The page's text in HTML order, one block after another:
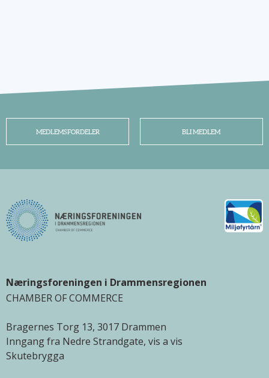
MEDLEMSFORDELER BLI MEDLEM
Næringsforeningen i Drammensregionen
CHAMBER OF COMMERCE
Bragernes Torg 13, 3017 Drammen
Inngang fra Nedre Strandgate, vis a vis
Skutebrygga